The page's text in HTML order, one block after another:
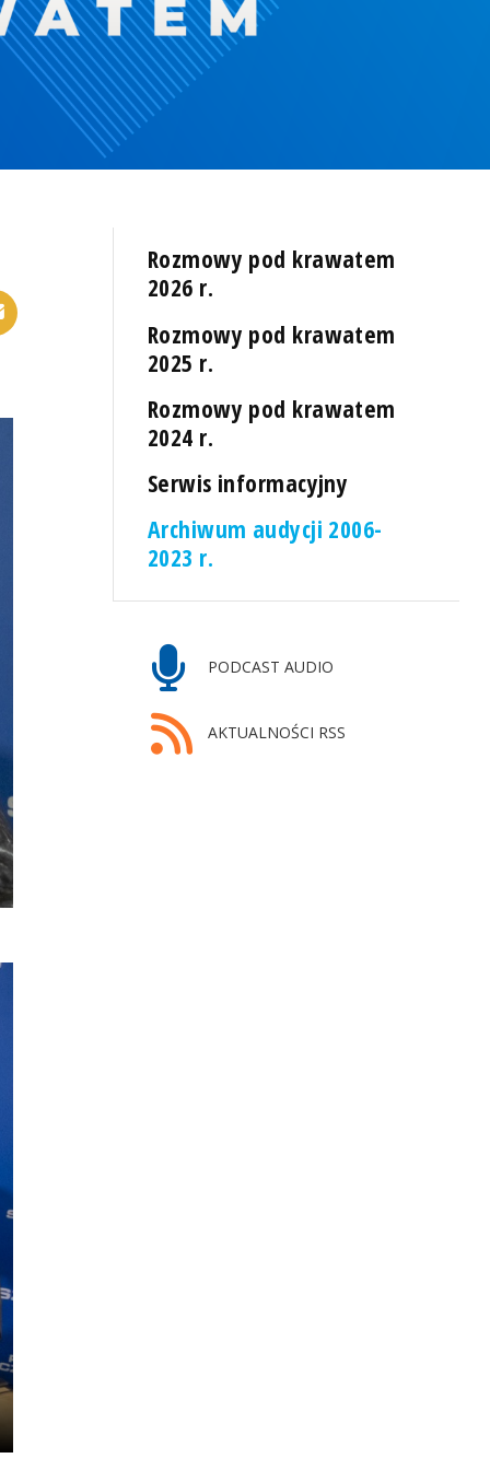
Rozmowy pod krawatem
2026 r.
Rozmowy pod krawatem
2025 r.
Rozmowy pod krawatem
2024 r.
Serwis informacyjny
Archiwum audycji 2006-
2023 r.
PODCAST AUDIO
AKTUALNOŚCI RSS